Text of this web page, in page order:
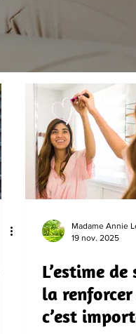
Madame Annie
19 nov. 2025
L’estime
la
c’est